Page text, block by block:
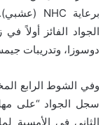
دوسوزا، وتدريبات
وفي الشوط الرابع
سجل الجواد “على
الثاني في الأمسية